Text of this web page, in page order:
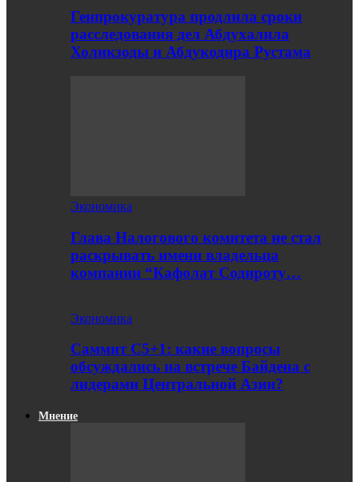
Генпрокуратура продлила сроки
расследования дел Абдухалила
Холикзоды и Абдукодира Рустама
Экономика
Глава Налогового комитета не стал
раскрывать имени владельца
компании “Кафолат Содироту…
Экономика
Саммит С5+1: какие вопросы
обсуждались на встрече Байдена с
лидерами Центральной Азии?
Мнение